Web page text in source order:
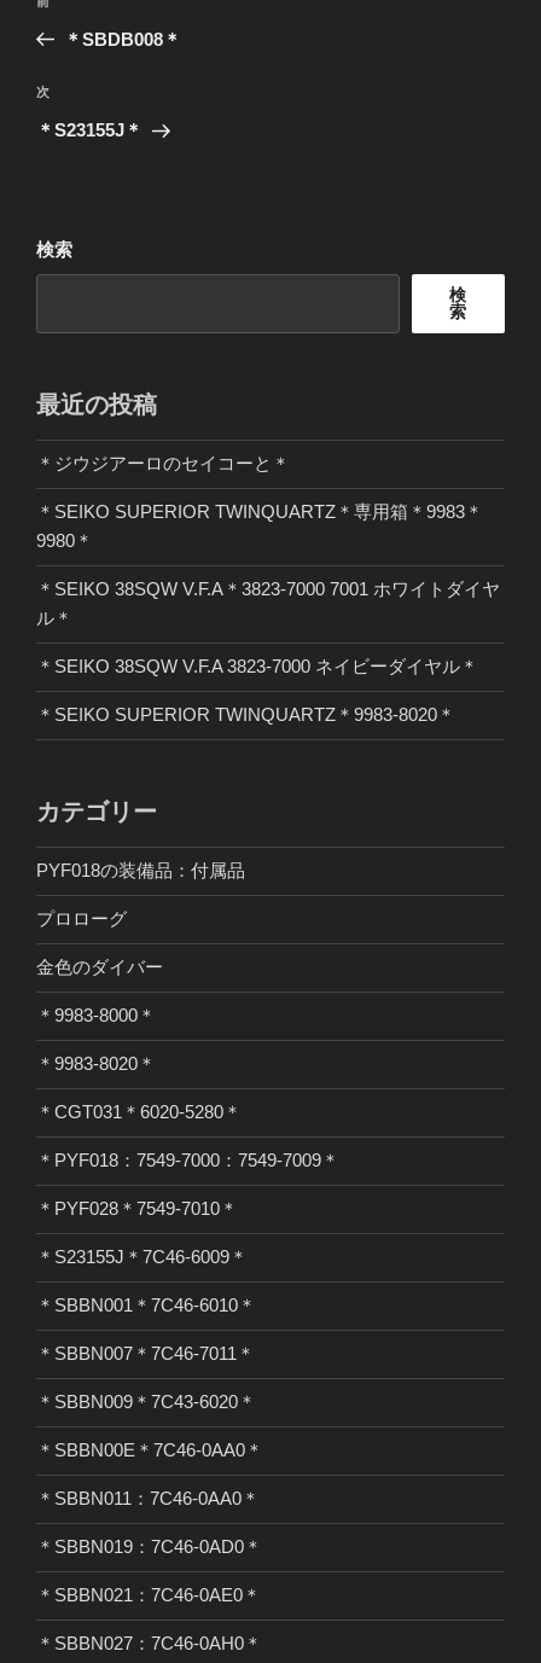
ナ
ビ
ゲ
ン
の
稿
＊SBDB008＊
次
の
次
＊S23155J＊
検索
検
索
最近の投稿
＊ジウジアーロのセイコーと＊
＊SEIKO SUPERIOR TWINQUARTZ＊専用箱＊9983＊
9980＊
＊SEIKO 38SQW V.F.A＊3823-7000 7001 ホワイトダイヤ
ル＊
＊SEIKO 38SQW V.F.A 3823-7000 ネイビーダイヤル＊
＊SEIKO SUPERIOR TWINQUARTZ＊9983-8020＊
カテゴリー
PYF018の装備品：付属品
プロローグ
金色のダイバー
＊9983-8000＊
＊9983-8020＊
＊CGT031＊6020-5280＊
＊PYF018：7549-7000：7549-7009＊
＊PYF028＊7549-7010＊
＊S23155J＊7C46-6009＊
＊SBBN001＊7C46-6010＊
＊SBBN007＊7C46-7011＊
＊SBBN009＊7C43-6020＊
＊SBBN00E＊7C46-0AA0＊
＊SBBN011：7C46-0AA0＊
＊SBBN019：7C46-0AD0＊
＊SBBN021：7C46-0AE0＊
＊SBBN027：7C46-0AH0＊